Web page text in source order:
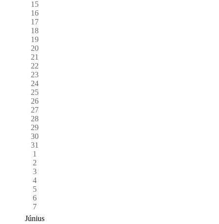
15
16
17
18
19
20
21
22
23
24
25
26
27
28
29
30
31
1
2
3
4
5
6
7
Június